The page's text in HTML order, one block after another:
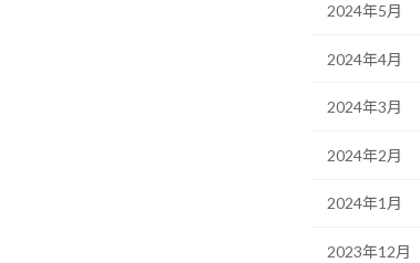
2024年5月
2024年4月
2024年3月
2024年2月
2024年1月
2023年12月